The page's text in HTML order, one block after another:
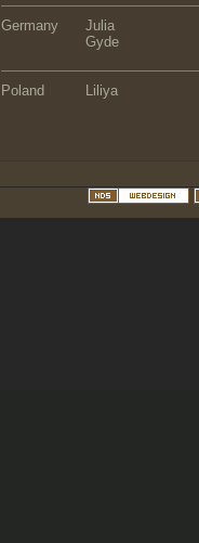
Germany
Julia
Gyde
Poland Liliya